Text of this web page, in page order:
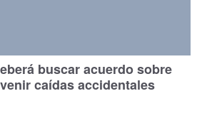
buscar acuerdo sobre
caídas accidentales